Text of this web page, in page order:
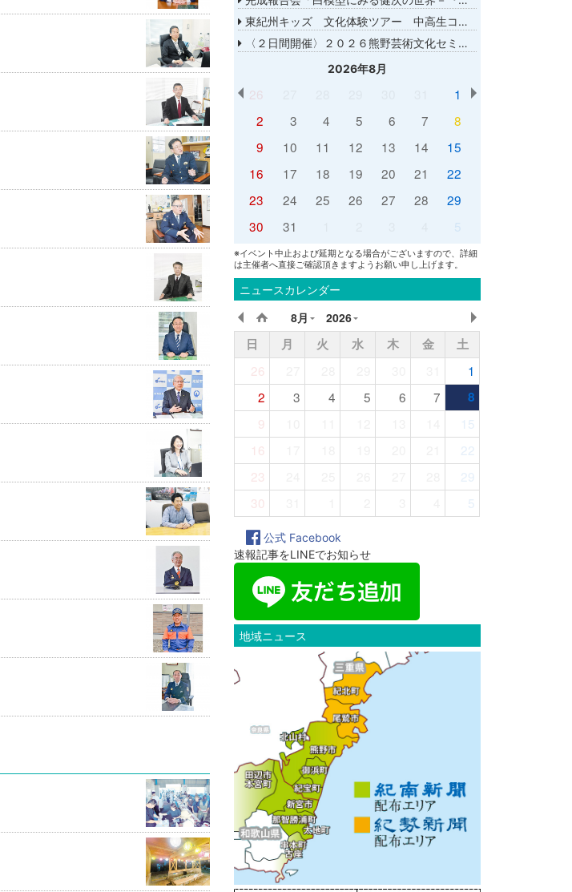
東紀州キッズ 文化体験ツアー 中高生コース
〈２日間開催〉２０２６熊野芸術文化セミナー
2026年8月
26
1
2
3 4 5 6 7
8
9
10 11 12 13 14
15
16
17 18 19 20 21
22
23
24 25 26 27 28
29
30
31 5
※イベント中止および延期となる場合がございますので、詳細
は主催者へ直接ご確認頂きますようお願い申し上げます。
ニュースカレンダー
8月 2026
日 月 火 水 木 金
土
26
1
2
3 4 5 6 7
8
9
15
16
22
23
29
30
5
公式 Facebook
速報記事をLINEでお知らせ
地域ニュース